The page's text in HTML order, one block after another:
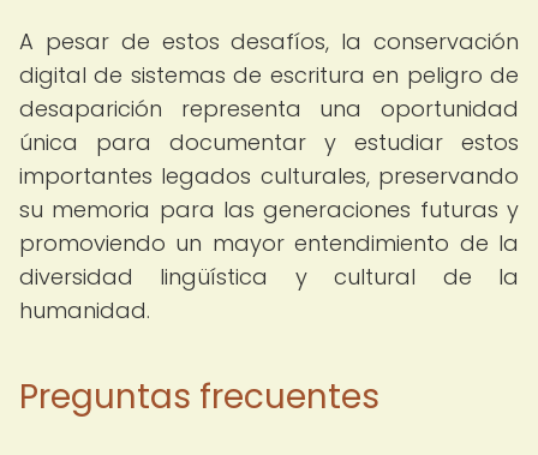
A pesar de estos desafíos, la conservación
digital de sistemas de escritura en peligro de
desaparición representa una oportunidad
única para documentar y estudiar estos
importantes legados culturales, preservando
su memoria para las generaciones futuras y
promoviendo un mayor entendimiento de la
diversidad lingüística y cultural de la
humanidad.
Preguntas frecuentes